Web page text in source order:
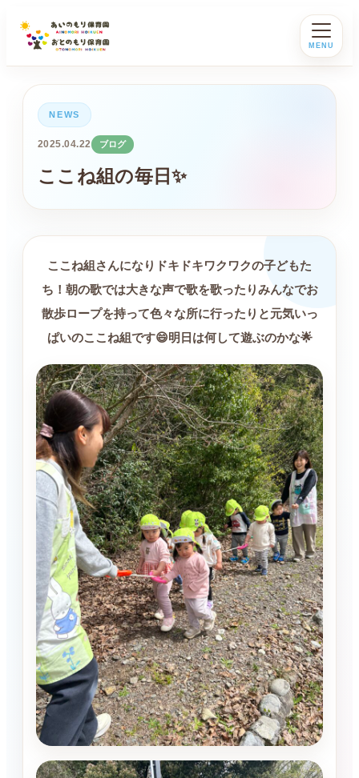
MENU
NEWS
2025.04.22 ブログ
ここね組の毎日✨
ここね組さんになりドキドキワクワクの子どもた
ち！朝の歌では大きな声で歌を歌ったりみんなでお
散歩ロープを持って色々な所に行ったりと元気いっ
ぱいのここね組です😄明日は何して遊ぶのかな🌟